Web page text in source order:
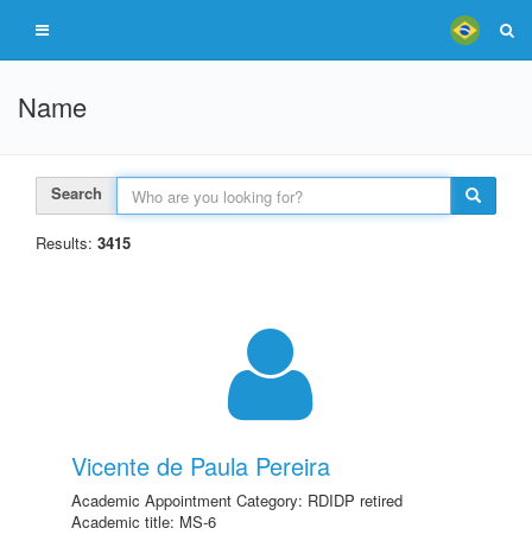
Name
Search
Results: 3415
Vicente de Paula Pereira
Academic Appointment Category: RDIDP retired
Academic title: MS-6